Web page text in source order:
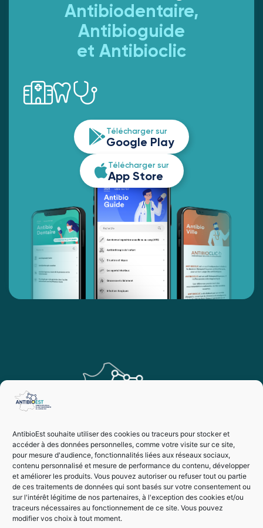
AntibioEst souhaite utiliser des cookies ou traceurs pour stocker et
accéder à des données personnelles, comme votre visite sur ce site,
pour mesure d'audience, fonctionnalités liées aux réseaux sociaux,
contenu personnalisé et mesure de performance du contenu, développer
et améliorer les produits. Vous pouvez autoriser ou refuser tout ou partie
de ces traitements de données qui sont basés sur votre consentement ou
sur l'intérêt légitime de nos partenaires, à l'exception des cookies et/ou
traceurs nécessaires au fonctionnement de ce site. Vous pouvez
modifier vos choix à tout moment.
Antibiodentaire,
Antibioguide
et Antibioclic
Télécharger sur
Google Play
Télécharger sur
App Store
Vie privée